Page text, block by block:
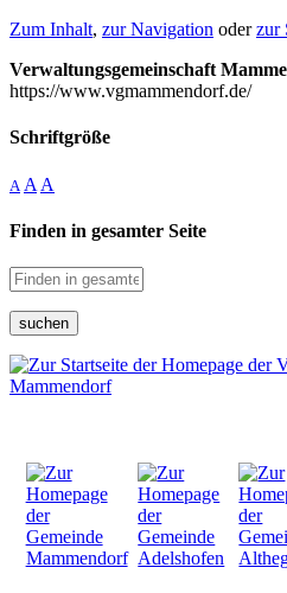
Zum Inhalt, zur Navigation oderzur
Verwaltungsgemeinschaft
https://www.vgmammendorf.de/
Schriftgröße
A A A
Finden in gesamter Seite
suchen